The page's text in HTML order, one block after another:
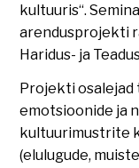
kultuuris“.
arendusprojekti
Haridus- ja
Projekti osalejad
emotsioonide ja
kultuurimustrite
(elulugude,